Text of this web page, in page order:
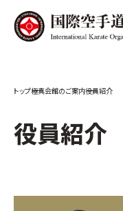
極真会館のご案内役員紹介
役員紹介